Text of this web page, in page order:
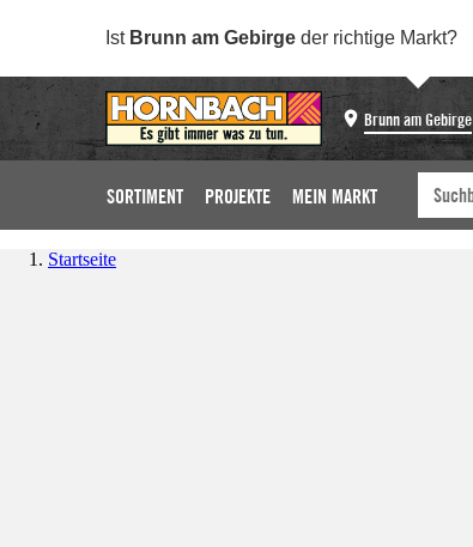
Ist Brunn am Gebirge der richtige Markt?
Brunn am Gebirge
SORTIMENT PROJEKTE MEIN MARKT
Startseite